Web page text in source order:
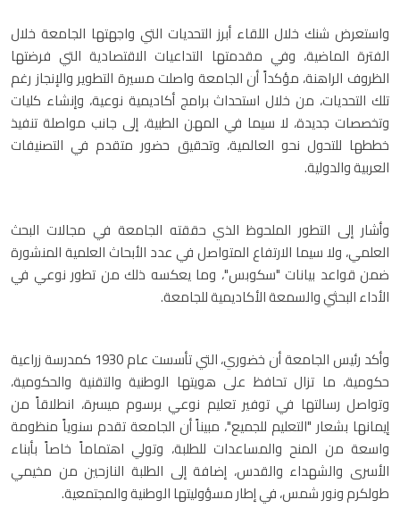
واستعرض شنك خلال اللقاء أبرز التحديات التي واجهتها الجامعة خلال
الفترة الماضية، وفي مقدمتها التداعيات الاقتصادية التي فرضتها
الظروف الراهنة، مؤكداً أن الجامعة واصلت مسيرة التطوير والإنجاز رغم
تلك التحديات، من خلال استحداث برامج أكاديمية نوعية، وإنشاء كليات
وتخصصات جديدة، لا سيما في المهن الطبية، إلى جانب مواصلة تنفيذ
خططها للتحول نحو العالمية، وتحقيق حضور متقدم في التصنيفات
العربية والدولية.
وأشار إلى التطور الملحوظ الذي حققته الجامعة في مجالات البحث
العلمي، ولا سيما الارتفاع المتواصل في عدد الأبحاث العلمية المنشورة
ضمن قواعد بيانات "سكوبس"، وما يعكسه ذلك من تطور نوعي في
الأداء البحثي والسمعة الأكاديمية للجامعة.
وأكد رئيس الجامعة أن خضوري، التي تأسست عام 1930 كمدرسة زراعية
حكومية، ما تزال تحافظ على هويتها الوطنية والتقنية والحكومية،
وتواصل رسالتها في توفير تعليم نوعي برسوم ميسرة، انطلاقاً من
إيمانها بشعار "التعليم للجميع"، مبيناً أن الجامعة تقدم سنوياً منظومة
واسعة من المنح والمساعدات للطلبة، وتولي اهتماماً خاصاً بأبناء
الأسرى والشهداء والقدس، إضافة إلى الطلبة النازحين من مخيمي
طولكرم ونور شمس، في إطار مسؤوليتها الوطنية والمجتمعية.